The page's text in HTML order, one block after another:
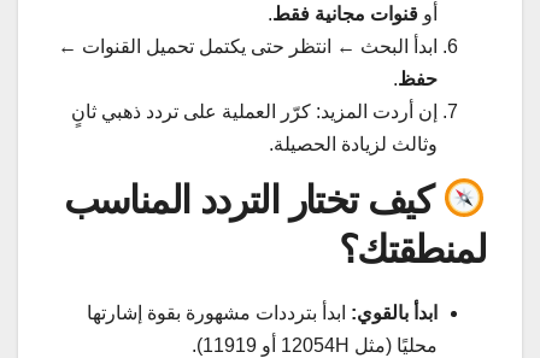
أو قنوات مجانية فقط.
ابدأ البحث ← انتظر حتى يكتمل تحميل القنوات ←
حفظ.
إن أردت المزيد: كرّر العملية على تردد ذهبي ثانٍ
وثالث لزيادة الحصيلة.
كيف تختار التردد المناسب
لمنطقتك؟
ابدأ بالقوي: ابدأ بترددات مشهورة بقوة إشارتها
محليًا (مثل 12054H أو 11919).